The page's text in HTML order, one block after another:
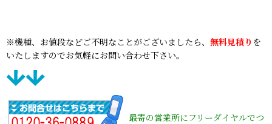
※機種、お値段などご不明なことがございましたら、 無料見積り を
いたしますのでお気軽にお問い合わせ下さい。
最寄の営業所にフリーダイヤルでつ